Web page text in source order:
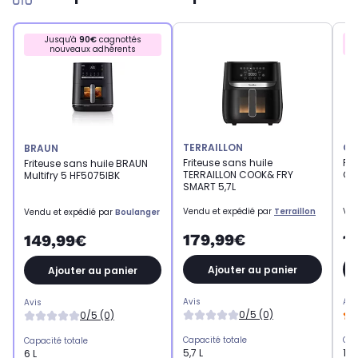
Jusqu'à 90€cagnottés
nouveaux adhérents
BRAUN
Friteuse sans huile BRAUN
Multifry 5 HF5075IBK
Vendu et expédié par Boulanger
149,99€
Ajouter au panier
Avis
0/5 (0)
Capacité totale
6 L
TERRAILLON
Friteuse sans huile
TERRAILLON COOK& FRY
SMART 5,7L
Vendu et expédié par Terraillon
179,99€
Ajouter au panier
Avis
0/5 (0)
Capacité totale
5,7 L